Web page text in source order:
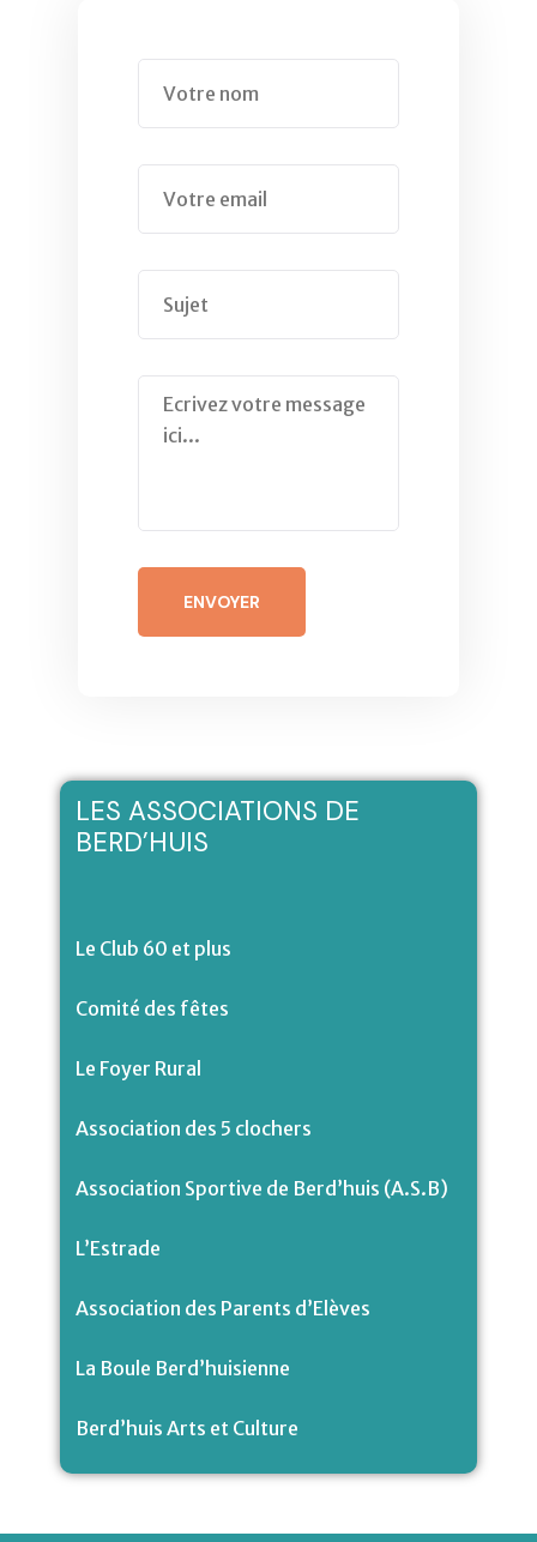
ENVOYER
LES ASSOCIATIONS DE
BERD’HUIS
Le Club 60 et plus
Comité des fêtes
Le Foyer Rural
Association des 5 clochers
Association Sportive de Berd’huis (A.S.B)
L’Estrade
Association des Parents d’Elèves
La Boule Berd’huisienne
Berd’huis Arts et Culture